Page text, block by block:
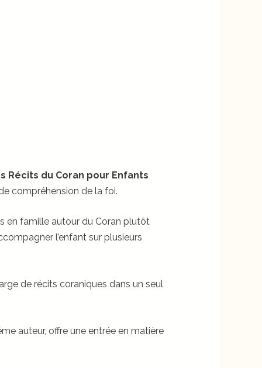
Récits du Coran pour Enfants
compréhension de la foi.
en famille autour du Coran plutôt
l’enfant sur plusieurs
de récits coraniques dans un seul
auteur, offre une entrée en matière